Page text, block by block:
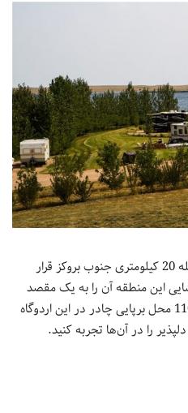
اردوگاه رولینگ هیلز رزروار در فاصله 20 کیلومتری جنوب بروکز قرار
این منطقه آن را به یک مقصد
بی‌نظیر تبدیل می‌کند. در مجموع 110 محل برپایی چادر در این اردوگاه
را در آن‌ها تجربه کنید.